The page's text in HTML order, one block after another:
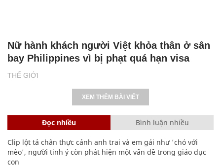
THẾ GIỚI
Nữ hành khách người Việt khỏa thân ở sân
bay Philippines vì bị phạt quá hạn visa
XEM THÊM BÀI VIẾT
Đọc nhiều Bình luận nhiều
Clip lột tả chân thực cảnh anh trai và em gái như 'chó với
mèo', người tinh ý còn phát hiện một vấn đề trong giáo dục
con